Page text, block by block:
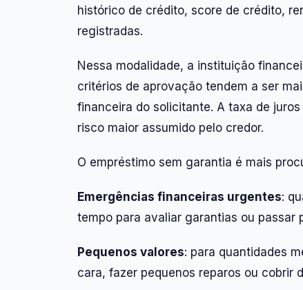
histórico de crédito, score de crédito,
registradas.
Nessa modalidade, a instituição
critérios de aprovação tendem a ser
financeira do solicitante. A taxa de
risco maior assumido pelo credor.
O empréstimo sem garantia é mais
Emergências financeiras urgentes:
tempo para avaliar garantias ou passar
Pequenos valores: para quantidades
cara, fazer pequenos reparos ou cobrir